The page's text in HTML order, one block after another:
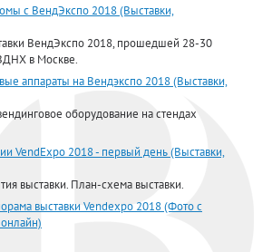
с ВендЭкспо 2018 (Выставки,
ВендЭкспо 2018, прошедшей 28-30
в Москве.
аппараты на Вендэкспо 2018 (Выставки,
оборудование на стендах
VendExpo 2018 - первый день (Выставки,
выставки. План-схема выставки.
выставки Vendexpo 2018 (Фото с